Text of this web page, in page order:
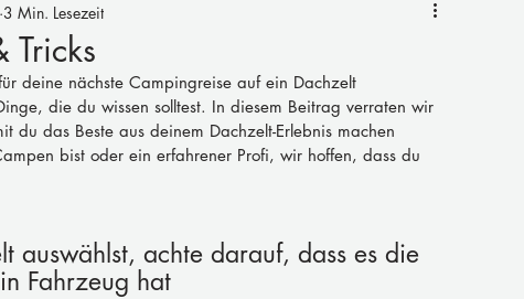
Tricks
3 Min. Lesezeit
deine nächste Campingreise auf ein Dachzelt
die du wissen solltest. In diesem Beitrag verraten wir
du das Beste aus deinem Dachzelt-Erlebnis machen
bist oder ein erfahrener Profi, wir hoffen, dass du
auswählst, achte darauf, dass es die
Fahrzeug hat